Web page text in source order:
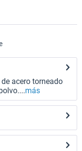
acero torneado
más